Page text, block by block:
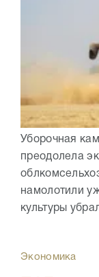
Уборочная
преодолела
намолотили
культуры
Экономика